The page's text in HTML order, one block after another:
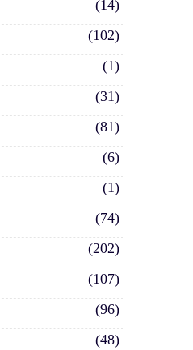
(14)
(102)
(1)
(31)
(81)
(6)
(1)
(74)
(202)
(107)
(96)
(48)